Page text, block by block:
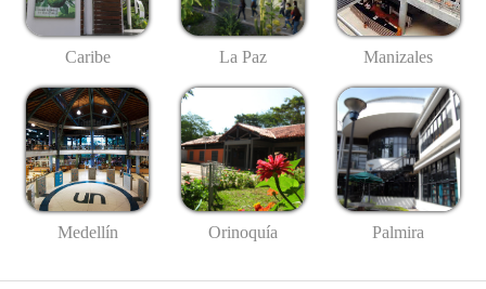
Caribe La Paz Manizales
Medellín Orinoquía Palmira